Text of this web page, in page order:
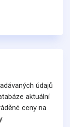
údajů
aktuální
ceny na